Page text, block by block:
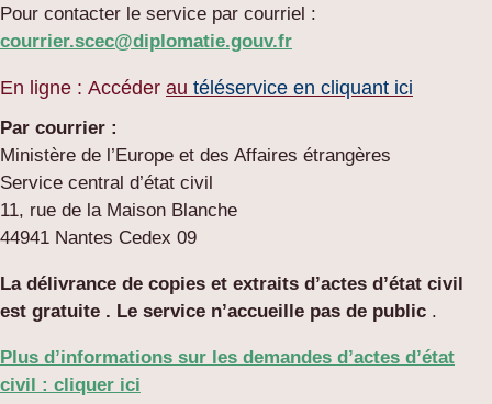
Pour contacter le service par courriel :
courrier.scec@diplomatie.gouv.fr
En ligne : Accéder au téléservice en cliquant ici
Par courrier :
Ministère de l’Europe et des Affaires étrangères
Service central d’état civil
11, rue de la Maison Blanche
44941 Nantes Cedex 09
La délivrance de copies et extraits d’actes d’état civil
est gratuite . Le service n’accueille pas de public .
Plus d’informations sur les demandes d’actes d’état
civil : cliquer ici